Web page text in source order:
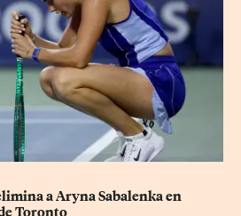
a Aryna Sabalenka en
Toronto